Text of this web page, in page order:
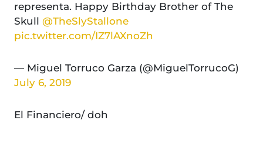
representa. Happy Birthday Brother of The
Skull @TheSlyStallone
pic.twitter.com/IZ7lAXnoZh
— Miguel Torruco Garza (@MiguelTorrucoG)
July 6, 2019
El Financiero/ doh